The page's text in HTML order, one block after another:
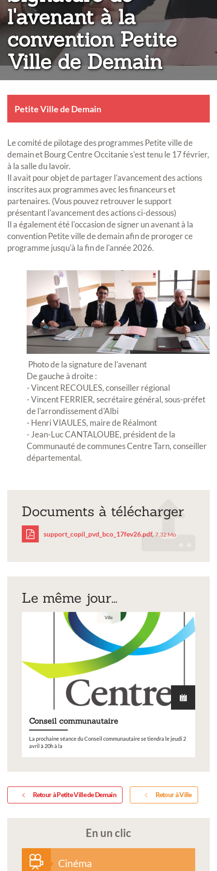
l'avenant à la
convention Petite
Ville de Demain
Petite Ville de Demain
Le comité de pilotage des programmes Petite ville de
demain et Bourg Centre Occitanie s'est tenu le 17 février,
à la salle du lavoir.
Il avait pour objet de partager l'avancement des actions
inscrites aux programmes avec les financeurs et
partenaires. (Vous pouvez retrouver le support
présentant l'avancement des actions ci-dessous)
Il a également été l'occasion de signer un avenant à la
convention Petite ville de demain afin de proroger ce
programme jusqu'à la fin de l'année 2026.
Photo de la signature de l'avenant
De gauche à droite :
- Vincent RECOULES, conseiller régional
- Vincent FERRIER, secrétaire général, sous-préfet
de l'arrondissement d'Albi
- Henri VIAULES, maire de Réalmont
- Jean-Luc CANTALOUBE, président de la
Communauté de communes Centre Tarn, conseiller
départemental.
Documents à télécharger
support_copil_pvd_bco_17fev26.pdf, 7.32 Mo
Le même jour...
Ville
Conseil communautaire
La prochaine séance du Conseil communautaire se tiendra le jeudi 2
avril à 20h à la
Retour à Petite Ville de Demain Retour à Ville
En un clic
Cinéma